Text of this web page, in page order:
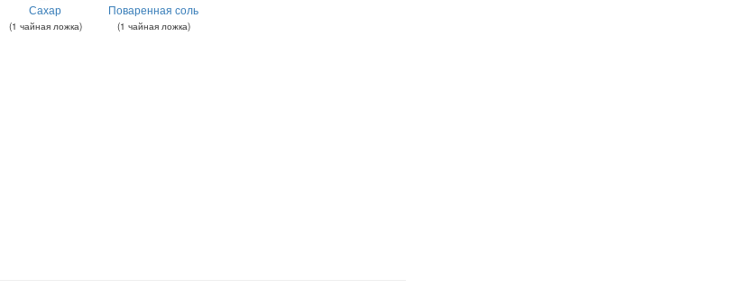
Сахар
(1 чайная ложка)
Поваренная соль
(1 чайная ложка)